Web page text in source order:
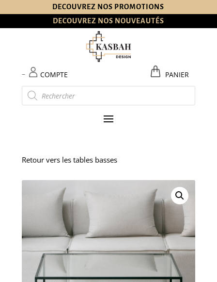
DECOUVREZ NOS PROMOTIONS
DECOUVREZ NOS NOUVEAUTÉS
COMPTE PANIER
–
Recherche
de
produits
Retour vers les tables basses